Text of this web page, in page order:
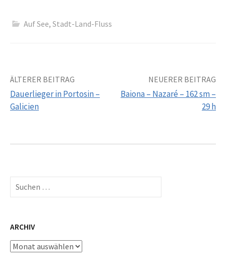
Auf See, Stadt-Land-Fluss
Beitrags-
Navigation
ÄLTERER BEITRAG
Dauerlieger in Portosin –
Galicien
NEUERER BEITRAG
Baiona – Nazaré – 162 sm –
29 h
Suchen
nach:
ARCHIV
Archiv